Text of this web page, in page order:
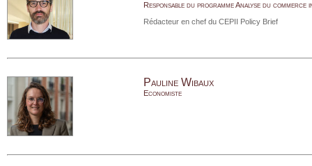
Responsable du programme Analyse du
Rédacteur en chef du CEPII Policy Brief
Pauline Wibaux
Economiste